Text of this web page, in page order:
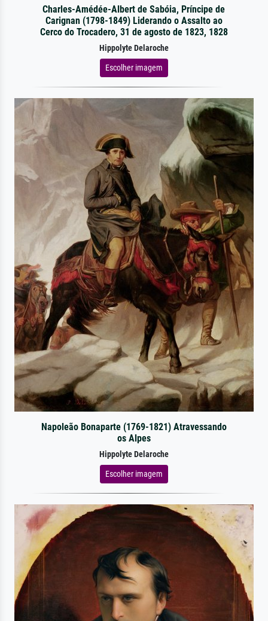
Charles-Amédée-Albert de Sabóia, Príncipe de
Carignan (1798-1849) Liderando o Assalto ao
Cerco do Trocadero, 31 de agosto de 1823, 1828
Hippolyte Delaroche
Escolher imagem
Napoleão Bonaparte (1769-1821) Atravessando
os Alpes
Hippolyte Delaroche
Escolher imagem